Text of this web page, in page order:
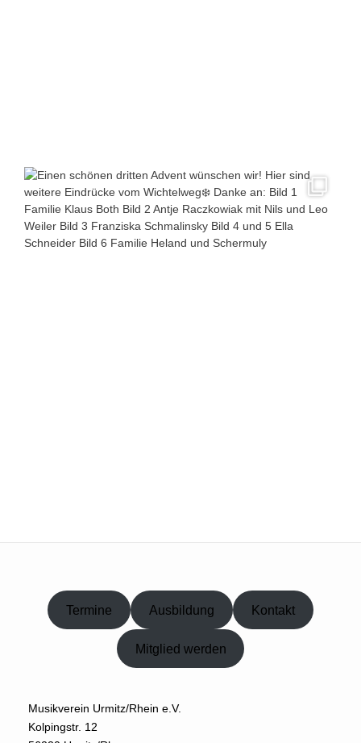
Termine Ausbildung Kontakt
Mitglied werden
Musikverein Urmitz/Rhein e.V.
Kolpingstr. 12